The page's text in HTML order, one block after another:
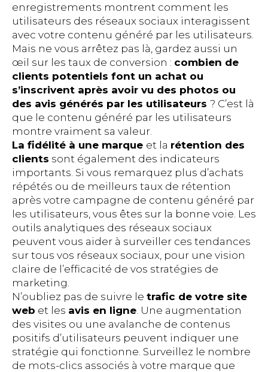
enregistrements montrent comment les
utilisateurs des réseaux sociaux interagissent
avec votre contenu généré par les utilisateurs.
Mais ne vous arrêtez pas là, gardez aussi un
œil sur les taux de conversion : combien de
clients potentiels font un achat ou
s’inscrivent après avoir vu des photos ou
des avis générés par les utilisateurs ? C’est là
que le contenu généré par les utilisateurs
montre vraiment sa valeur.
La fidélité à une marque et la rétention des
clients sont également des indicateurs
importants. Si vous remarquez plus d’achats
répétés ou de meilleurs taux de rétention
après votre campagne de contenu généré par
les utilisateurs, vous êtes sur la bonne voie. Les
outils analytiques des réseaux sociaux
peuvent vous aider à surveiller ces tendances
sur tous vos réseaux sociaux, pour une vision
claire de l’efficacité de vos stratégies de
marketing.
N’oubliez pas de suivre le trafic de votre site
web et les avis en ligne . Une augmentation
des visites ou une avalanche de contenus
positifs d’utilisateurs peuvent indiquer une
stratégie qui fonctionne. Surveillez le nombre
de mots-clics associés à votre marque que